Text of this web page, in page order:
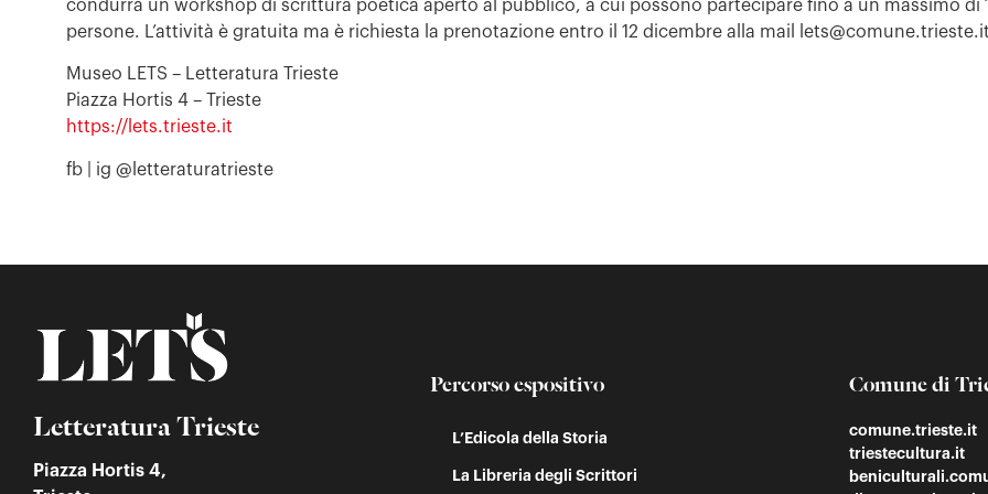
condurrà un workshop di scrittura poetica aperto al pubblico, a cui possono partecipare fino a un massimo di
persone. L’attività è gratuita ma è richiesta la prenotazione entro il 12 dicembre alla mail lets@comune.trieste.it
Museo LETS – Letteratura Trieste
Piazza Hortis 4 – Trieste
https://lets.trieste.it
fb | ig @letteraturatrieste
Letteratura Trieste
Piazza Hortis 4,
Percorso espositivo
L’Edicola della Storia
La Libreria degli Scrittori
Comune di
comune.trieste.it
triestecultura.it